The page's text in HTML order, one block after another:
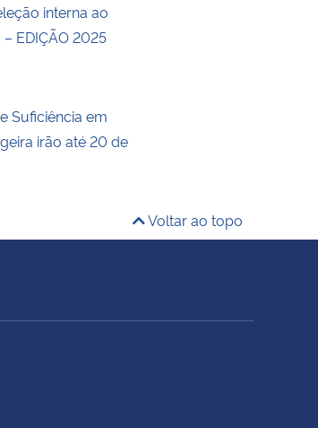
interna ao
– EDIÇÃO 2025
Suficiência em
irão até 20 de
Voltar ao topo